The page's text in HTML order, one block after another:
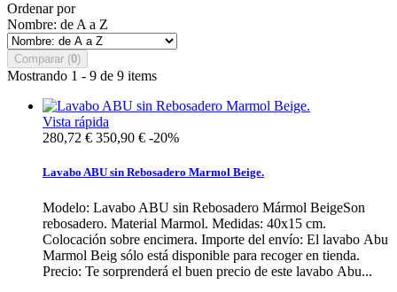
Ordenar por
Nombre: de A a Z
Comparar (0)
Mostrando 1 - 9 de 9 items
Vista rápida
280,72 € 350,90 € -20%
Lavabo ABU sin Rebosadero Marmol Beige.
Modelo: Lavabo ABU sin Rebosadero Mármol BeigeSon
rebosadero. Material Marmol. Medidas: 40x15 cm.
Colocación sobre encimera. Importe del envío: El lavabo Abu
Marmol Beig sólo está disponible para recoger en tienda.
Precio: Te sorprenderá el buen precio de este lavabo Abu...